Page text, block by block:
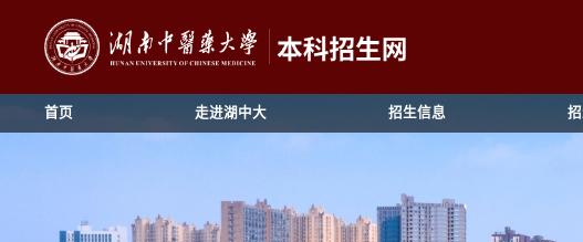
首页 走进湖中大 招生信息